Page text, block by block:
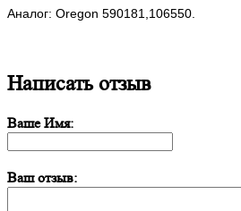
Аналог: Oregon 590181,106550.
Написать отзыв
Ваше Имя:
Ваш отзыв: